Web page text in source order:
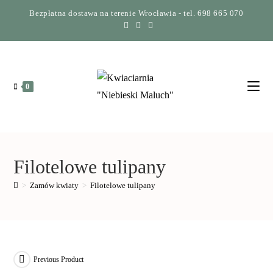
Bezpłatna dostawa na terenie Wrocławia - tel. 698 665 070
0
Filotelowe tulipany
> Zamów kwiaty > Filotelowe tulipany
Previous Product